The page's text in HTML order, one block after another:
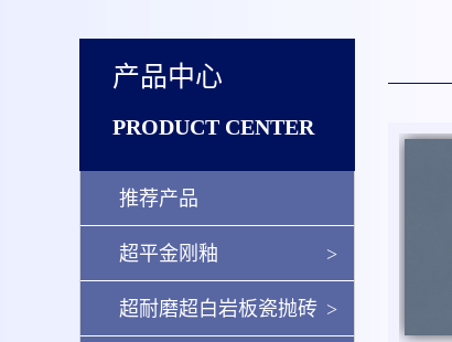
产品中心
PRODUCT CENTER
推荐产品
超平金刚釉 >
超耐磨超白岩板瓷抛砖 >